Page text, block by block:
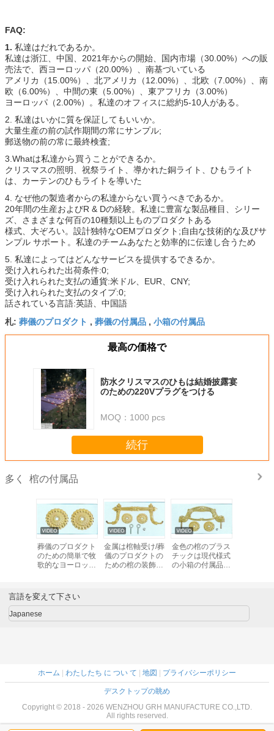
FAQ:
1. 私達はだれであるか。
私達は浙江、中国、2021年からの開始、国内市場（30.00%）への販
売法で、西ヨーロッパ（20.00%）、南基づいている
アメリカ（15.00%）、北アメリカ（12.00%）、北欧（7.00%）、南
欧（6.00%）、中間の東（5.00%）、東アフリカ（3.00%）
ヨーロッパ（2.00%）。私達のオフィスに総約5-10人がある。
2. 私達はいかに質を保証してもいいか。
大量生産の前の試作期間の常にサンプル;
郵送物の前の常に最終検査;
3.Whatは私達から買うことができるか。
クリスマスの照明、祝祭ライト、導かれた銅ライト、ひもライト
は、カーテンのひもライトを導いた
4. なぜ他の製造者からの私達からない買うべきであるか。
20年間の生産およびR & Dの経験。私達に豊富な製品種目、シリー
ズ、さまざまな何百の10種類以上ものプロダクトある
様式、大ぞろい。設計独特なOEMプロダクト;自由な技術的な及びサ
ンプル サポート。私達のチームあなたと効率的に伝達し合うため
5. 私達によってはどんなサービスを提供するできるか。
受け入れられた出荷条件:0;
受け入れられた支払の通貨:米ドル、EUR、CNY;
受け入れられた支払のタイプ:0;
話されている言語:英語、中国語
札: 葬儀のプロダクト , 葬儀の付属品 , 小箱の付属品
最高の価格で
防水クリスマスのひもは結婚披露宴
のための220Vプラグをつける
MOQ： 1000 pcs
続行
多く 棺の付属品
葬儀のプロダクト
のための簡単で牧
歌的なヨーロッパ
ドル
金属は棺軸受け/葬
儀のプロダクトの
ための棺の装飾を
金色の棺のプラス
チックは現代様式
の小箱の付属品を
言語を変えて下さい
Japanese
ホーム わたしたち に つい て 地図 プライバシーポリシー
デスクトップの眺め
Copyright © 2018 - 2026 WENZHOU GRH MANUFACTURE CO.,LTD.
All rights reserved.